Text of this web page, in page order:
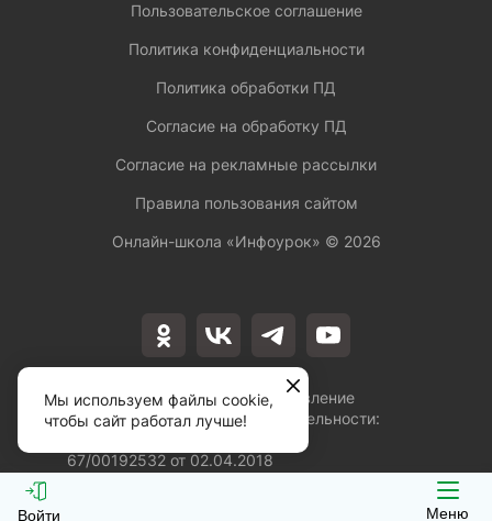
Войти Меню
Лицензия на осуществление
образовательной деятельности:
67/00192532 от 02.04.2018
Пользовательское соглашение
Политика конфиденциальности
Политика обработки ПД
Согласие на обработку ПД
Согласие на рекламные рассылки
Правила пользования сайтом
Онлайн-школа «Инфоурок» © 2026
Мы используем файлы cookie,
чтобы сайт работал лучше!